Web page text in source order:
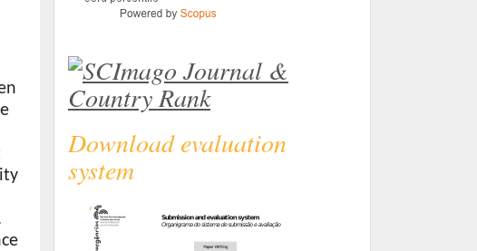
Download evaluation
system